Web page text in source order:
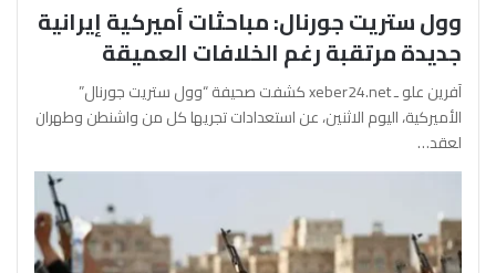
وول ستريت جورنال: مباحثات أميركية إيرانية
جديدة مرتقبة رغم الخلافات العميقة
آفرين علو ـ xeber24.net كشفت صحيفة “وول ستريت جورنال”
الأميركية، اليوم الاثنين، عن استعدادات تجريها كل من واشنطن وطهران
لعقد…